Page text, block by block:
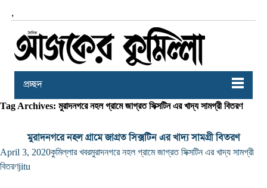
,
প্রচ্ছদ
Tag Archives: মুরাদনগরে নহল গ্রামে জাগ্রত সিক্সটিন এর খাদ্য সামগ্রী বিতরণ
মুরাদনগরে নহল গ্রামে জাগ্রত সিক্সটিন এর খাদ্য সামগ্রী বিতরণ
April 3, 2020কুমিল্লার খবরমুরাদনগরে নহল গ্রামে জাগ্রত সিক্সটিন এর খাদ্য সামগ্রী
বিতরণjitu